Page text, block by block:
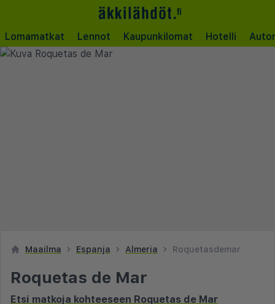
Lomamatkat Lennot Kaupunkilomat Hotelli
Maailma Espanja Almeria Roquetasdemar
Roquetas de Mar
Etsi matkoja kohteeseen Roquetas de Mar